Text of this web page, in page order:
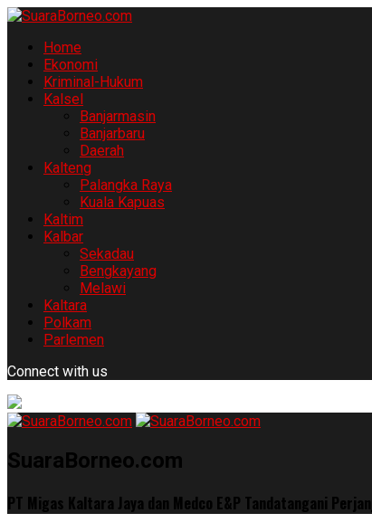
Home
Ekonomi
Kriminal-Hukum
Kalsel
Banjarmasin
Banjarbaru
Daerah
Kalteng
Palangka Raya
Kuala Kapuas
Kaltim
Kalbar
Sekadau
Bengkayang
Melawi
Kaltara
Polkam
Parlemen
Connect with us
SuaraBorneo.com
PT Migas Kaltara Jaya dan Medco E&P Tandatangani